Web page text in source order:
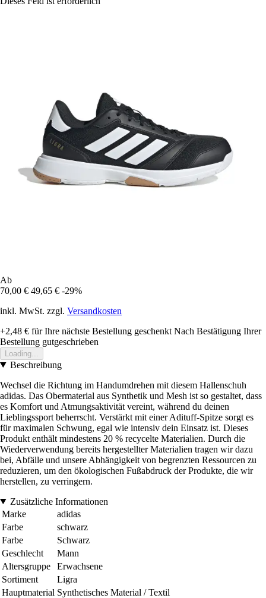
Ab
70,00 € 49,65 € -29%
inkl. MwSt. zzgl. Versandkosten
+2,48 € für Ihre nächste Bestellung geschenkt Nach Bestätigung Ihrer
Bestellung gutgeschrieben
Loading...
Beschreibung
Wechsel die Richtung im Handumdrehen mit diesem Hallenschuh
adidas. Das Obermaterial aus Synthetik und Mesh ist so gestaltet, dass
es Komfort und Atmungsaktivität vereint, während du deinen
Lieblingssport beherrscht. Verstärkt mit einer Adituff-Spitze sorgt es
für maximalen Schwung, egal wie intensiv dein Einsatz ist. Dieses
Produkt enthält mindestens 20 % recycelte Materialien. Durch die
Wiederverwendung bereits hergestellter Materialien tragen wir dazu
bei, Abfälle und unsere Abhängigkeit von begrenzten Ressourcen zu
reduzieren, um den ökologischen Fußabdruck der Produkte, die wir
herstellen, zu verringern.
Zusätzliche Informationen
Marke
adidas
Farbe
schwarz
Farbe
Schwarz
Geschlecht
Mann
Altersgruppe
Erwachsene
Sortiment
Ligra
Hauptmaterial Synthetisches Material / Textil